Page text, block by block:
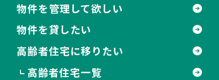
物件を管理して欲しい
物件を貸したい
高齢者住宅に移りたい
┗ 高齢者住宅一覧